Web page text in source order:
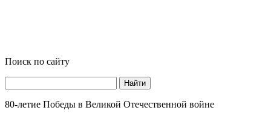
Поиск по сайту
Найти
80-летие Победы в Великой Отечественной войне